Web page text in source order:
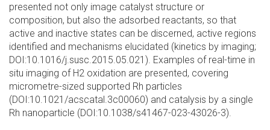
presented not only image catalyst structure or
composition, but also the adsorbed reactants, so that
active and inactive states can be discerned, active regions
identified and mechanisms elucidated (kinetics by imaging;
DOI:10.1016/j.susc.2015.05.021). Examples of real-time in
situ imaging of H2 oxidation are presented, covering
micrometre-sized supported Rh particles
(DOI:10.1021/acscatal.3c00060) and catalysis by a single
Rh nanoparticle (DOI:10.1038/s41467-023-43026-3).